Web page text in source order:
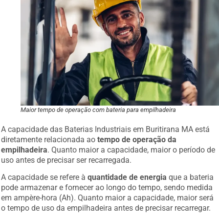
Maior tempo de operação com bateria para empilhadeira
A capacidade das Baterias Industriais em Buritirana MA está
diretamente relacionada aotempo de operação da
empilhadeira. Quanto maior a capacidade, maior o período de
uso antes de precisar ser recarregada.
A capacidade se refere àquantidade de energia que a bateria
pode armazenar e fornecer ao longo do tempo, sendo medida
em ampère-hora (Ah). Quanto maior a capacidade, maior será
o tempo de uso da empilhadeira antes de precisar recarregar.